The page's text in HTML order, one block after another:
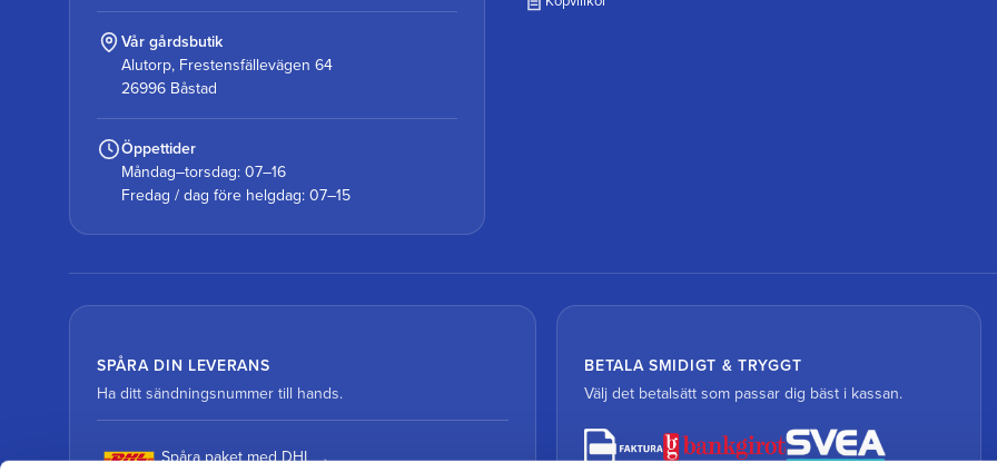
Vår gårdsbutik
Alutorp, Frestensfällevägen 64
26996 Båstad
Öppettider
Måndag–torsdag: 07–16
Fredag / dag före helgdag: 07–15
SPÅRA DIN LEVERANS
Ha ditt sändningsnummer till hands.
Spåra paket med DHL
BETALA SMIDIGT & TRYGGT
Välj det betalsätt som passar dig bäst i kassan.